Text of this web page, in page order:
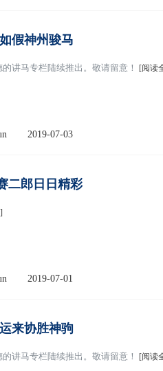
假神州骏马
讲马专栏陆续推出。敬请留意！ [阅读
2019-07-03
二郎日日精彩
2019-07-01
来协胜神驹
讲马专栏陆续推出。敬请留意！ [阅读